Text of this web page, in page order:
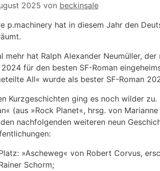
2025 von beckinsale
p.machinery hat in diesem Jahr den
mehr hat Ralph Alexander Neumüller,
2024 für den besten SF-Roman
All« wurde als bester SF-Roman
Kurzgeschichten ging es noch wilder
(aus »Rock Planet«, hrsg. von
nachfolgenden weiteren neun
»Ascheweg« von Robert Corvus,
Schorm;